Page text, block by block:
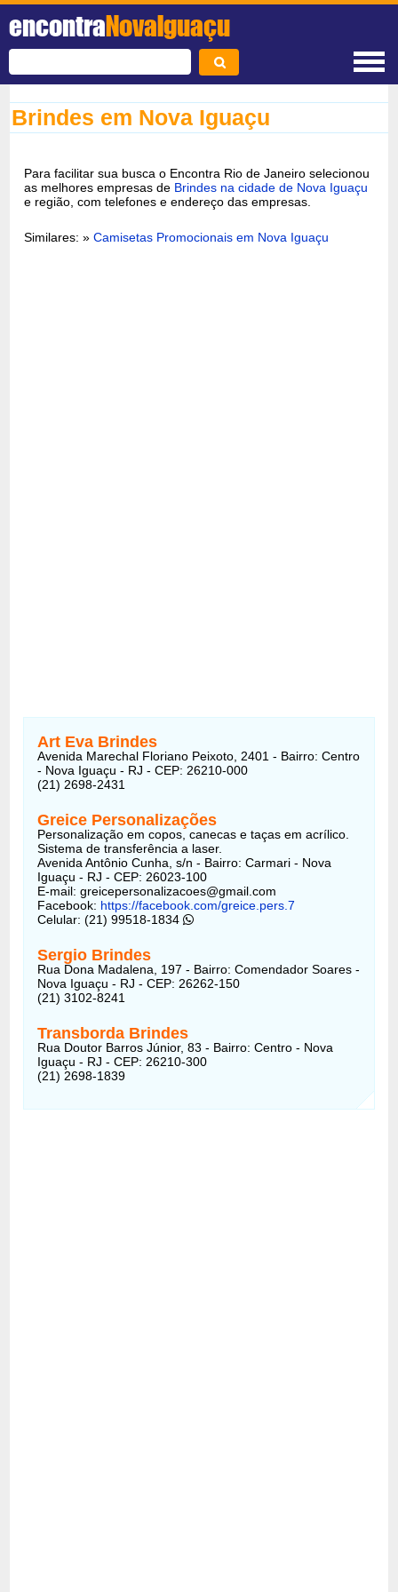
encontraNovaIguaçu
Brindes em Nova Iguaçu
Para facilitar sua busca o Encontra Rio de Janeiro selecionou
as melhores empresas de Brindes na cidade de Nova Iguaçu
e região, com telefones e endereço das empresas.
Similares: »Camisetas Promocionais em Nova Iguaçu
Art Eva Brindes
Avenida Marechal Floriano Peixoto, 2401 - Bairro: Centro
- Nova Iguaçu - RJ - CEP: 26210-000
(21) 2698-2431
Greice Personalizações
Personalização em copos, canecas e taças em acrílico.
Sistema de transferência a laser.
Avenida Antônio Cunha, s/n - Bairro: Carmari - Nova
Iguaçu - RJ - CEP: 26023-100
E-mail: greicepersonalizacoes@gmail.com
Facebook: https://facebook.com/greice.pers.7
Celular: (21) 99518-1834
Sergio Brindes
Rua Dona Madalena, 197 - Bairro: Comendador Soares -
Nova Iguaçu - RJ - CEP: 26262-150
(21) 3102-8241
Transborda Brindes
Rua Doutor Barros Júnior, 83 - Bairro: Centro - Nova
Iguaçu - RJ - CEP: 26210-300
(21) 2698-1839